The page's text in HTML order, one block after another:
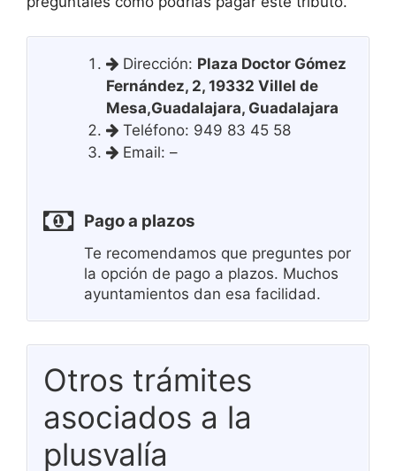
Dirección: Plaza Doctor Gómez
Fernández, 2, 19332 Villel de
Mesa,Guadalajara, Guadalajara
Teléfono: 949 83 45 58
Email: –
Pago a plazos
Te recomendamos que preguntes por
la opción de pago a plazos. Muchos
ayuntamientos dan esa facilidad.
Otros trámites
asociados a la
plusvalía